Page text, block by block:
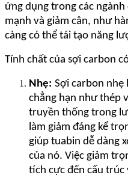
ứng dụng trong các
mạnh và giảm cân, như
càng có thể tái tạo năng
Tính chất của sợi carbon
Nhẹ: Sợi carbon nhẹ
chẳng hạn như thép
truyền thống trong
làm giảm đáng kể
giúp tuabin dễ dàng
của nó. Việc giảm
tích cực đến cấu trúc